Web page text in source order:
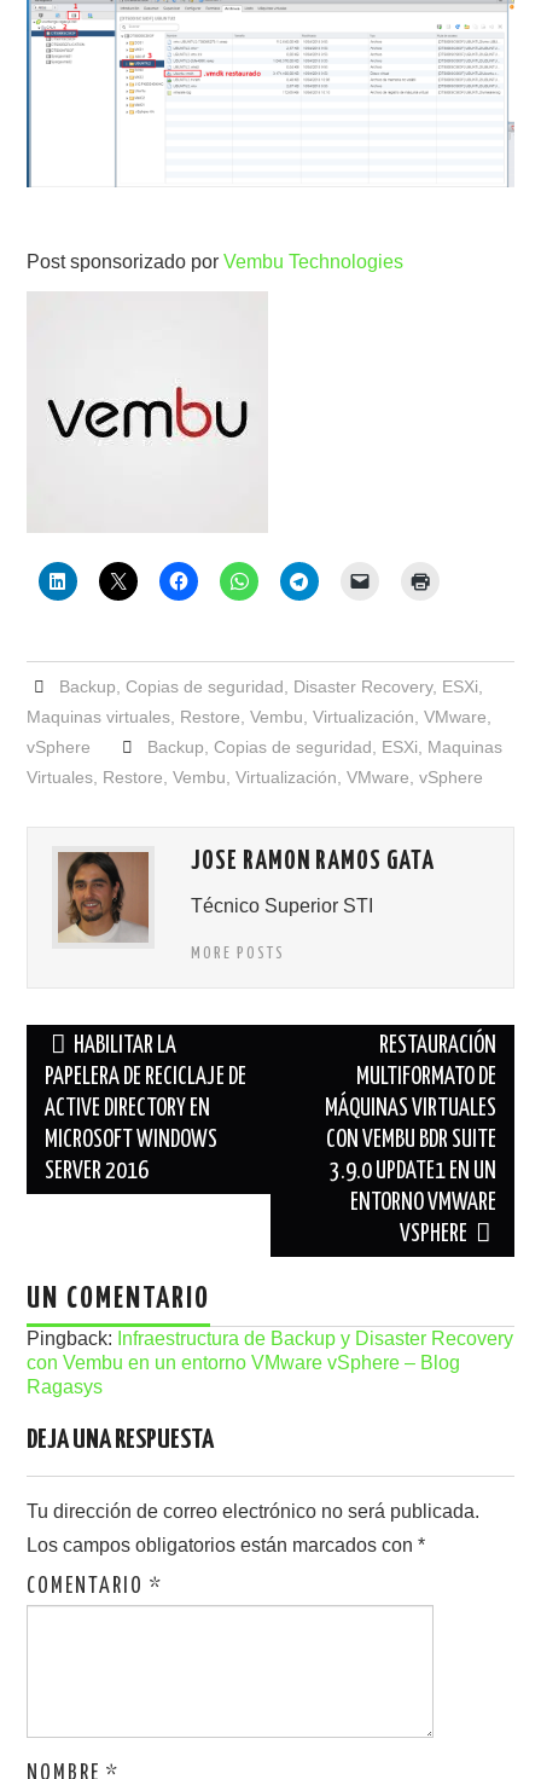
Post sponsorizado porVembu Technologies
Backup Copias de seguridad Disaster Recovery, ESXi
Maquinas virtuales Restore ,Vembu ,Virtualización ,VMware
vSphere
Backup Copias de seguridad ESXi
Maquinas
Virtuales Restore ,Vembu ,Virtualización ,VMware ,vSphere
JOSE RAMON RAMOS GATA
Técnico Superior STI
MORE POSTS
Navegación
de
entradas
HABILITAR LA
PAPELERA DE RECICLAJE DE
ACTIVE DIRECTORY EN
MICROSOFT WINDOWS
SERVER 2016
RESTAURACIÓN
MULTIFORMATO DE
MÁQUINAS VIRTUALES
CON VEMBU BDR SUITE
3.9.0 UPDATE1 EN UN
ENTORNO VMWARE
VSPHERE
UN COMENTARIO
Pingback: Infraestructura de Backup y Disaster Recovery
con Vembu en un entorno VMware vSphere – Blog
Ragasys
DEJA UNA RESPUESTA
Tu dirección de correo electrónico no será publicada.
Los campos obligatorios están marcados con*
COMENTARIO*
NOMBRE*